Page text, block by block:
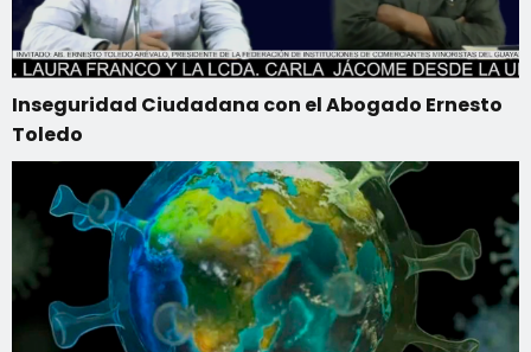
Inseguridad Ciudadana con el Abogado Ernesto
Toledo